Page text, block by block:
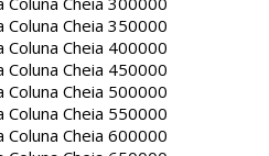
Cheia 350000
Cheia 400000
Cheia 450000
Cheia 500000
Cheia 550000
Cheia 600000